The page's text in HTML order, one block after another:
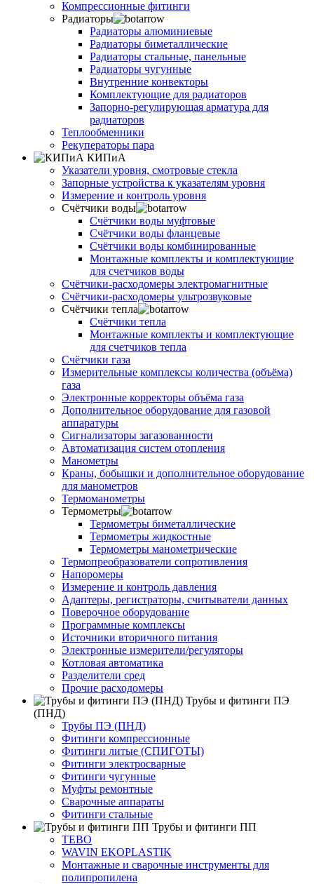
Компрессионные фитинги
Радиаторы
Радиаторы алюминиевые
Радиаторы биметаллические
Радиаторы стальные, панельные
Радиаторы чугунные
Внутренние конвекторы
Комплектующие для радиаторов
Запорно-регулирующая арматура для
радиаторов
Теплообменники
Рекуператоры пара
КИПиА
Указатели уровня, смотровые стекла
Запорные устройства к указателям уровня
Измерение и контроль уровня
Счётчики воды
Счётчики воды муфтовые
Счётчики воды фланцевые
Счётчики воды комбинированные
Монтажные комплекты и комплектующие
для счетчиков воды
Счётчики-расходомеры электромагнитные
Счётчики-расходомеры ультрозвуковые
Счётчики тепла
Счётчики тепла
Монтажные комплекты и комплектующие
для счетчиков тепла
Счётчики газа
Измерительные комплексы количества (объёма)
газа
Электронные корректоры объёма газа
Дополнительное оборудование для газовой
аппаратуры
Сигнализаторы загазованности
Автоматизация систем отопления
Манометры
Краны, бобышки и дополнительное оборудование
для манометров
Термоманометры
Термометры
Термометры биметаллические
Термометры жидкостные
Термометры манометрические
Термопреобразователи сопротивления
Напоромеры
Измерение и контроль давления
Адаптеры, регистраторы, считыватели данных
Поверочное оборудование
Программные комплексы
Источники вторичного питания
Электронные измерители/регуляторы
Котловая автоматика
Разделители сред
Прочие расходомеры
Трубы и фитинги ПЭ
(ПНД)
Трубы ПЭ (ПНД)
Фитинги компрессионные
Фитинги литые (СПИГОТЫ)
Фитинги электросварные
Фитинги чугунные
Муфты ремонтные
Сварочные аппараты
Фитинги стальные
Трубы и фитинги ПП
TEBO
WAVIN EKOPLASTIK
Монтажные и сварочные инструменты для
полипропилена